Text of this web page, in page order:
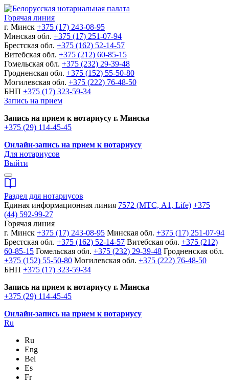
Горячая линия
г. Минск +375 (17) 243-08-95
Минская обл. +375 (17) 251-07-94
Брестская обл. +375 (162) 52-14-57
Витебская обл. +375 (212) 60-85-15
Гомельская обл. +375 (232) 29-39-48
Гродненская обл. +375 (152) 55-50-80
Могилевская обл. +375 (222) 76-48-50
БНП +375 (17) 323-59-34
Запись на прием
Запись на прием к нотариусу г. Минска
+375 (29) 114-45-45
Онлайн-запись на прием к нотариусу
Для нотариусов
Выйти
Раздел для нотариусов
Единая информационная линия 7572 (МТС, A1, Life) +375
(44) 592-99-27
Горячая линия
г. Минск +375 (17) 243-08-95 Минская обл. +375 (17) 251-07-94
Брестская обл. +375 (162) 52-14-57 Витебская обл. +375 (212)
60-85-15 Гомельская обл. +375 (232) 29-39-48 Гродненская обл.
+375 (152) 55-50-80 Могилевская обл. +375 (222) 76-48-50
БНП +375 (17) 323-59-34
Запись на прием к нотариусу г. Минска
+375 (29) 114-45-45
Онлайн-запись на прием к нотариусу
Ru
Ru
Eng
Bel
Es
Fr